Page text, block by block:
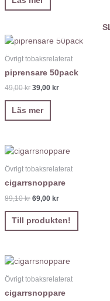
Övrigt tobaksrelaterat
piprensare 50pack
49,00kr 39,00 kr
Läs mer
Övrigt tobaksrelaterat
cigarrsnoppare
89,10kr 69,00 kr
Till produkten!
Övrigt tobaksrelaterat
cigarrsnoppare